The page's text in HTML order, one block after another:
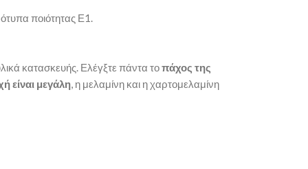
ποιότητας Ε1.
κατασκευής. Ελέγξτε πάντα τοπάχος της
είναι μεγάλη, η μελαμίνη και η χαρτομελαμίνη